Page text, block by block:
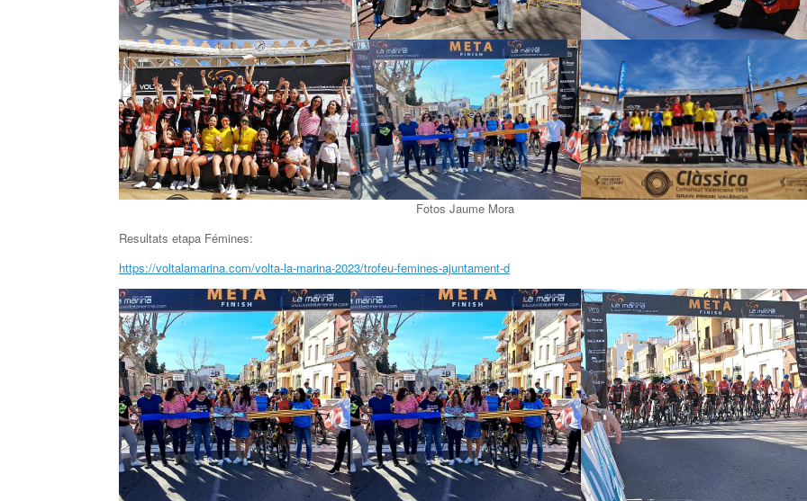
Fotos Jaume Mora
Resultats etapa Fémines:
https://voltalamarina.com/volta-la-marina-2023/trofeu-femines-ajuntament-d